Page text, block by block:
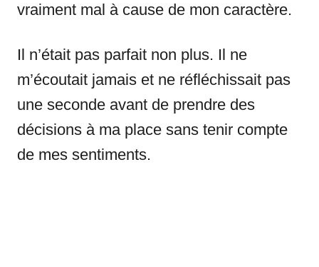
vraiment mal à cause de mon caractère.
Il n’était pas parfait non plus. Il ne
m’écoutait jamais et ne réfléchissait pas
une seconde avant de prendre des
décisions à ma place sans tenir compte
de mes sentiments.